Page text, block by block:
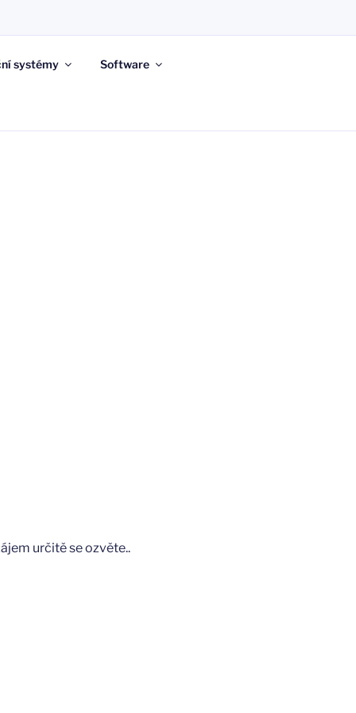
systémy Software
určitě se ozvěte..